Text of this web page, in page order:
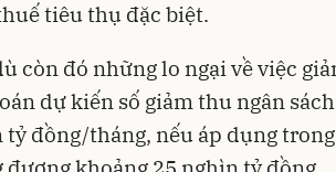
tiêu thụ đặc biệt.
còn đó những lo ngại về việc
dự kiến số giảm thu ngân
tỷ đồng/tháng, nếu áp dụng